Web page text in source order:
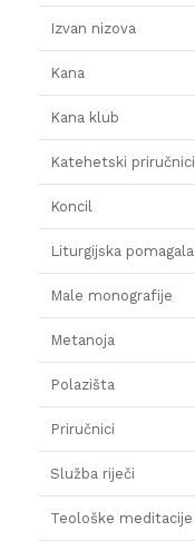
Izvan nizova
Kana
Kana klub
Katehetski priručnici
Koncil
Liturgijska pomagala
Male monografije
Metanoja
Polazišta
Priručnici
Služba riječi
Teološke meditacije